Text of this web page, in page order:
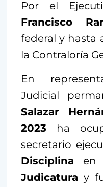
Por el
Francisco
federal y hasta
la Contraloría
En
Judicial
Salazar
2023 ha
secretario
Disciplina en
Judicatura y